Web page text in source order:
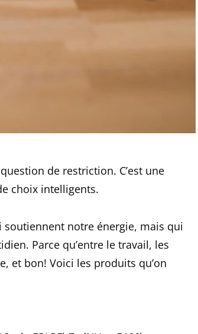
de restriction. C’est une
choix intelligents.
notre énergie, mais qui
Parce qu’entre le travail, les
et bon! Voici les produits qu’on